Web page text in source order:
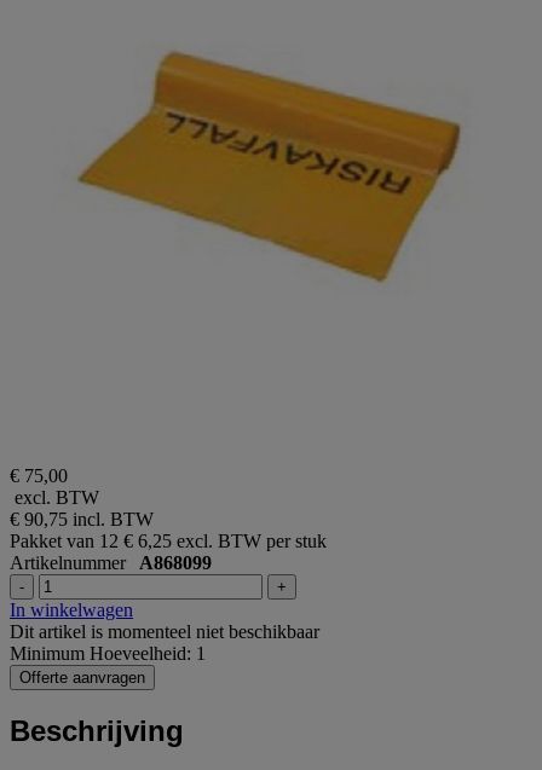
€ 75,00
excl. BTW
€ 90,75 incl. BTW
Pakket van 12 € 6,25 excl. BTW per stuk
Artikelnummer A868099
- +
In winkelwagen
Dit artikel is momenteel niet beschikbaar
Minimum Hoeveelheid: 1
Offerte aanvragen
Beschrijving